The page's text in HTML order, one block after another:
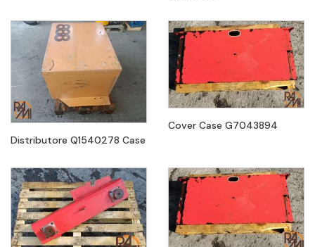
Distributore Q1540278 Case
Cover Case G7043894